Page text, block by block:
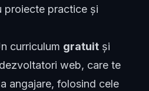
proiecte practice și
curriculum gratuit și
web, care te
angajare, folosind cele